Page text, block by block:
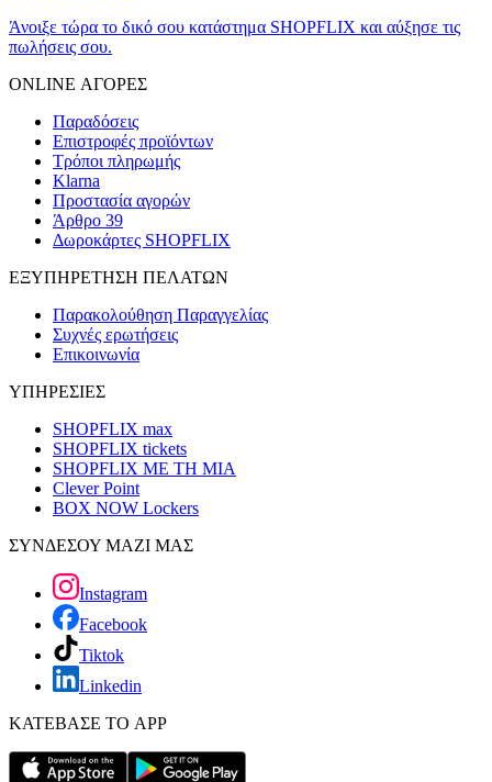
Άνοιξε τώρα το δικό σου κατάστημα SHOPFLIX και αύξησε τις
πωλήσεις σου.
ONLINE ΑΓΟΡΕΣ
Παραδόσεις
Επιστροφές προϊόντων
Τρόποι πληρωμής
Klarna
Προστασία αγορών
Άρθρο 39
Δωροκάρτες SHOPFLIX
ΕΞΥΠΗΡΕΤΗΣΗ ΠΕΛΑΤΩΝ
Παρακολούθηση Παραγγελίας
Συχνές ερωτήσεις
Επικοινωνία
ΥΠΗΡΕΣΙΕΣ
SHOPFLIX max
SHOPFLIX tickets
SHOPFLIX ΜΕ ΤΗ ΜΙΑ
Clever Point
BOX NOW Lockers
ΣΥΝΔΕΣΟΥ ΜΑΖΙ ΜΑΣ
Instagram
Facebook
Tiktok
Linkedin
ΚΑΤΕΒΑΣΕ ΤΟ APP